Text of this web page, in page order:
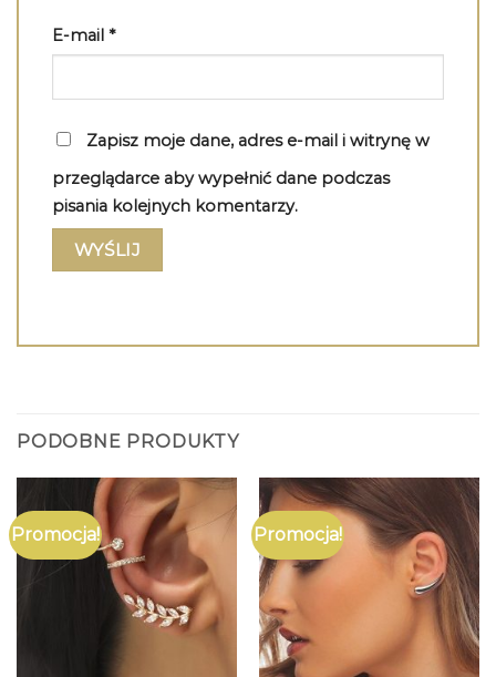
E-mail *
Zapisz moje dane, adres e-mail i witrynę w
przeglądarce aby wypełnić dane podczas
pisania kolejnych komentarzy.
PODOBNE PRODUKTY
Promocja! Promocja!